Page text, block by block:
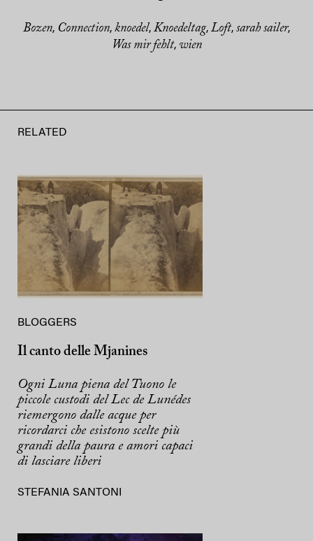
Bozen, Connection, knoedel, Knoedeltag, Loft, sarah sailer,
Was mir fehlt, wien
RELATED
BLOGGERS
Il canto delle Mjanines
Ogni Luna piena del Tuono le
piccole custodi del Lec de Lunédes
riemergono dalle acque per
ricordarci che esistono scelte più
grandi della paura e amori capaci
di lasciare liberi
STEFANIA SANTONI